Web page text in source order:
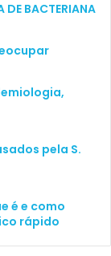
DE BACTERIANA
pela S.
é e como
rápido